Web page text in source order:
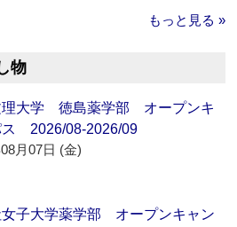
もっと見る »
物
理大学 徳島薬学部 オープンキ
ス 2026/08-2026/09
月07日 (金)
女子大学薬学部 オープンキャン